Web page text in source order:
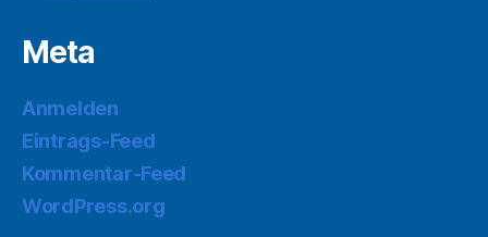
Meta
Anmelden
Eintrags-Feed
Kommentar-Feed
WordPress.org